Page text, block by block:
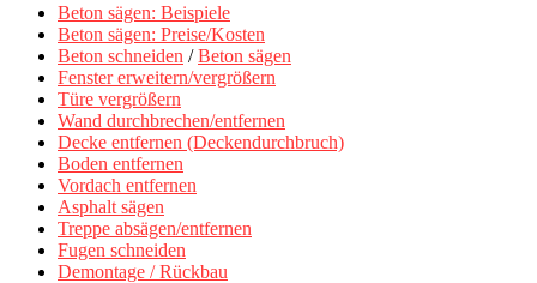
Beton sägen: Beispiele
Beton sägen: Preise/Kosten
Beton schneiden /Beton sägen
Fenster erweitern/vergrößern
Türe vergrößern
Wand durchbrechen/entfernen
Decke entfernen (Deckendurchbruch)
Boden entfernen
Vordach entfernen
Asphalt sägen
Treppe absägen/entfernen
Fugen schneiden
Demontage / Rückbau